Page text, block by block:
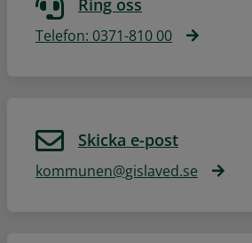
Telefon: 0371-810 00
Skicka e-post
kommunen@gislaved.se